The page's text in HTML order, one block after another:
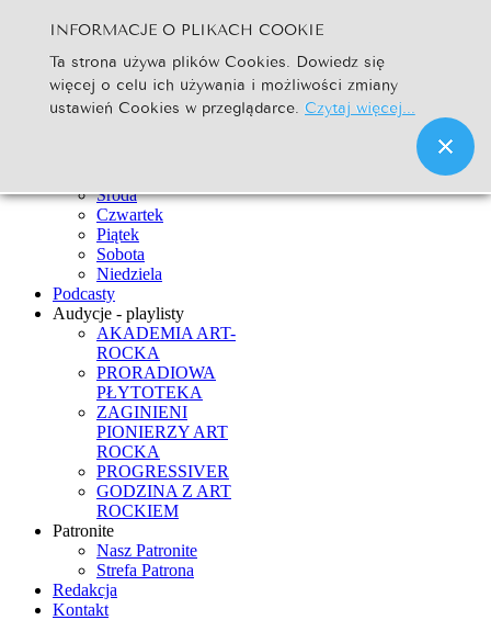
Szukaj... Go
Strona Główna
Newsy
Środa
Czwartek
Piątek
Sobota
Niedziela
Podcasty
Audycje - playlisty
AKADEMIA ART-
ROCKA
PRORADIOWA
PŁYTOTEKA
ZAGINIENI
PIONIERZY ART
ROCKA
PROGRESSIVER
GODZINA Z ART
ROCKIEM
Patronite
Nasz Patronite
Strefa Patrona
Redakcja
Kontakt
INFORMACJE O PLIKACH COOKIE
Ta strona używa plików Cookies. Dowiedz się
więcej o celu ich używania i możliwości zmiany
ustawień Cookies w przeglądarce. Czytaj więcej...